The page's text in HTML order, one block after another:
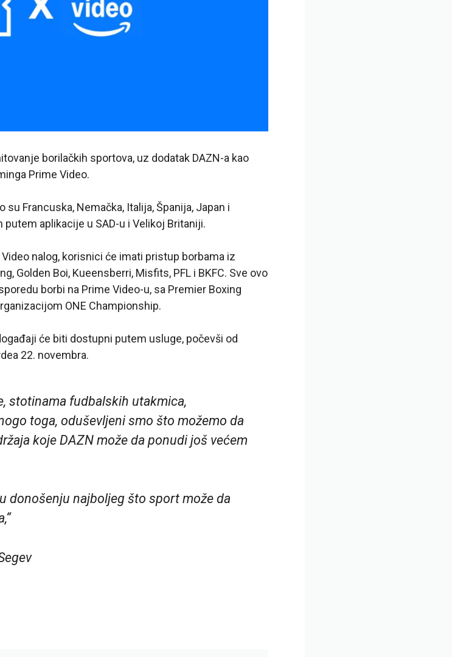
borilačkih sportova, uz dodatak DAZN-a kao
Prime Video.
Francuska, Nemačka, Italija, Španija, Japan i
putem aplikacije u SAD-u i Velikoj Britaniji.
nalog, korisnici će imati pristup borbama iz
Golden Boi, Kueensberri, Misfits, PFL i BKFC. Sve ovo
borbi na Prime Video-u, sa Premier Boxing
ONE Championship.
će biti dostupni putem usluge, počevši od
22. novembra.
stotinama fudbalskih utakmica,
toga, oduševljeni smo što možemo da
koje DAZN može da ponudi još većem
donošenju najboljeg što sport može da